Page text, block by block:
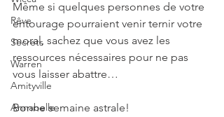
Rêve
Secrets
Warren
Amityville
Annabelle
Même si quelques personnes de votre
entourage pourraient venir ternir votre
moral, sachez que vous avez les
ressources nécessaires pour ne pas
vous laisser abattre…
Bonne semaine astrale!